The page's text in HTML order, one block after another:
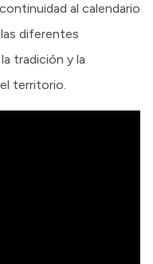
al calendario
diferentes
tradición y la
territorio.